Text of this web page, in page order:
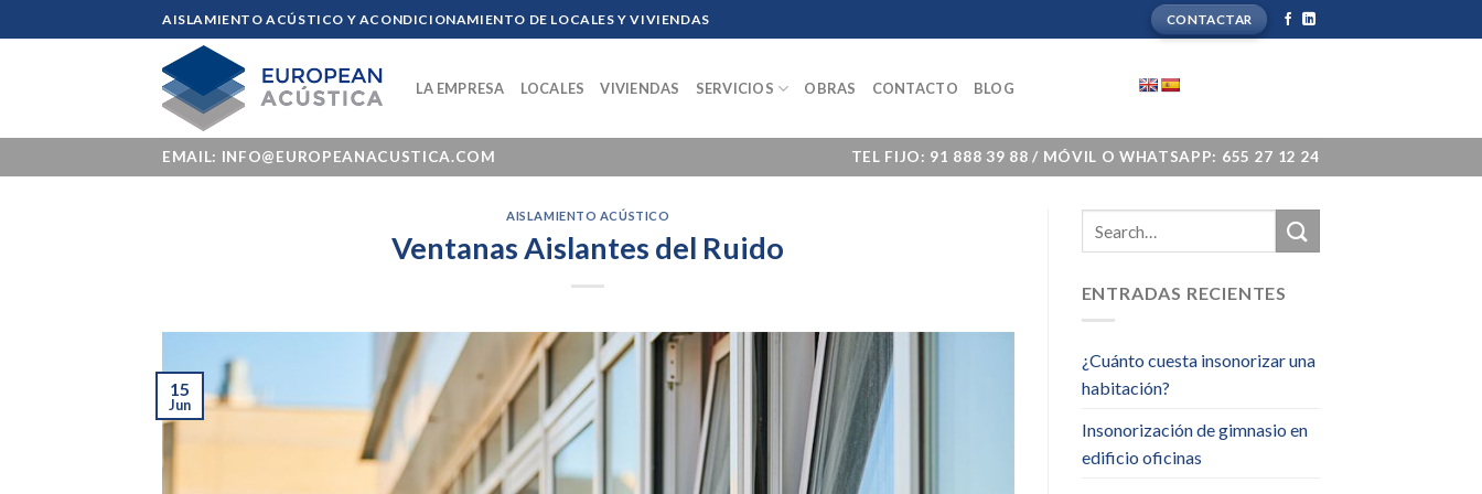
to
AISLAMIENTO ACÚSTICO Y ACONDICIONAMIENTO DE LOCALES Y VIVIENDAS CONTACTAR
LA EMPRESA LOCALES VIVIENDAS SERVICIOS OBRAS CONTACTO BLOG
EMAIL: INFO@EUROPEANACUSTICA.COM TEL FIJO: 91 888 39 88 / MÓVIL O WHATSAPP: 655 27 12 24
AISLAMIENTO ACÚSTICO
Ventanas Aislantes del Ruido
15
Jun
ENTRADAS RECIENTES
¿Cuánto cuesta insonorizar una
habitación?
Insonorización de gimnasio en
edificio oficinas